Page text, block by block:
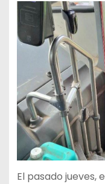
El pasado jueves,